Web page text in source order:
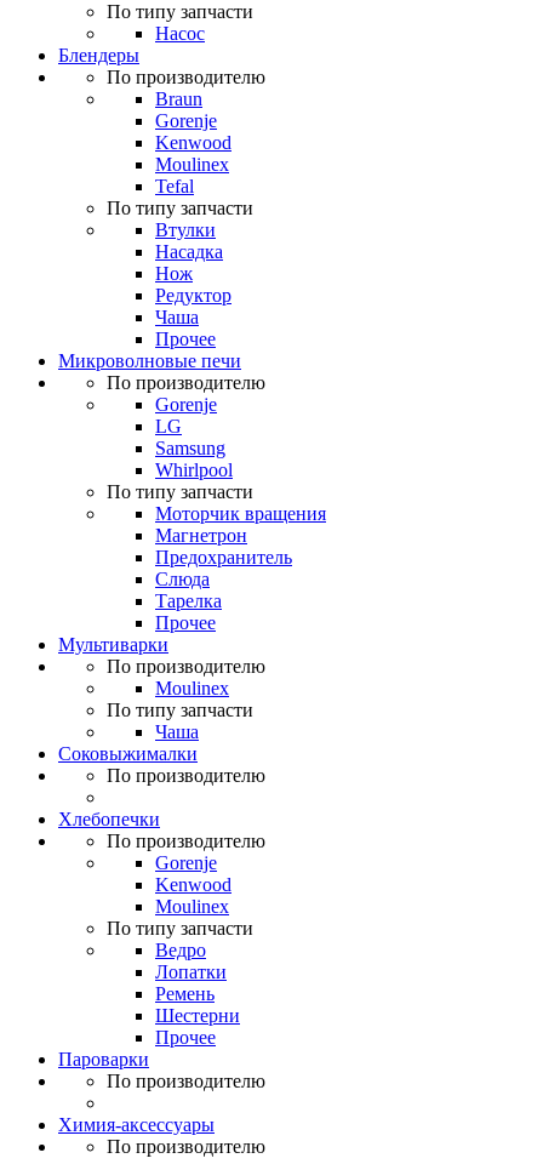
По типу запчасти
Насос
Блендеры
По производителю
Braun
Gorenje
Kenwood
Moulinex
Tefal
По типу запчасти
Втулки
Насадка
Нож
Редуктор
Чаша
Прочее
Микроволновые печи
По производителю
Gorenje
LG
Samsung
Whirlpool
По типу запчасти
Моторчик вращения
Магнетрон
Предохранитель
Слюда
Тарелка
Прочее
Мультиварки
По производителю
Moulinex
По типу запчасти
Чаша
Соковыжималки
По производителю
Хлебопечки
По производителю
Gorenje
Kenwood
Moulinex
По типу запчасти
Ведро
Лопатки
Ремень
Шестерни
Прочее
Пароварки
По производителю
Химия-аксессуары
По производителю